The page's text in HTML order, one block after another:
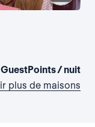
/ nuit
plus de maisons